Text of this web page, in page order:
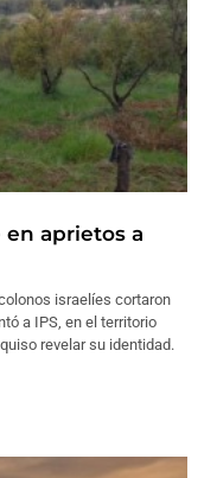
aprietos a
israelíes cortaron
a IPS, en el territorio
revelar su identidad.